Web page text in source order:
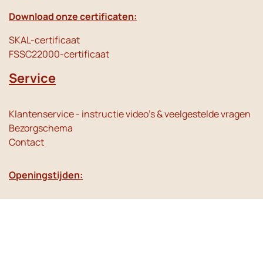
Download onze certificaten:
SKAL-certificaat
FSSC22000-certificaat
Service
Klantenservice - instructie video's & veelgestelde vragen
Bezorgschema
Contact
Openingstijden:
Maandag t/m vrijdag